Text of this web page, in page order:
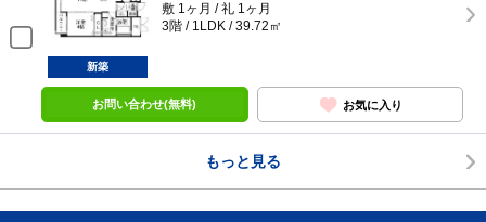
敷 1ヶ月 / 礼 1ヶ月
3階 / 1LDK / 39.72㎡
新築
お問い合わせ(無料) お気に入り
もっと見る